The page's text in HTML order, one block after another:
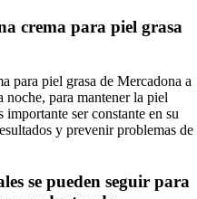
crema para piel grasa
para piel grasa de Mercadona a
para mantener la piel
ser constante en su
y prevenir problemas de
se pueden seguir para